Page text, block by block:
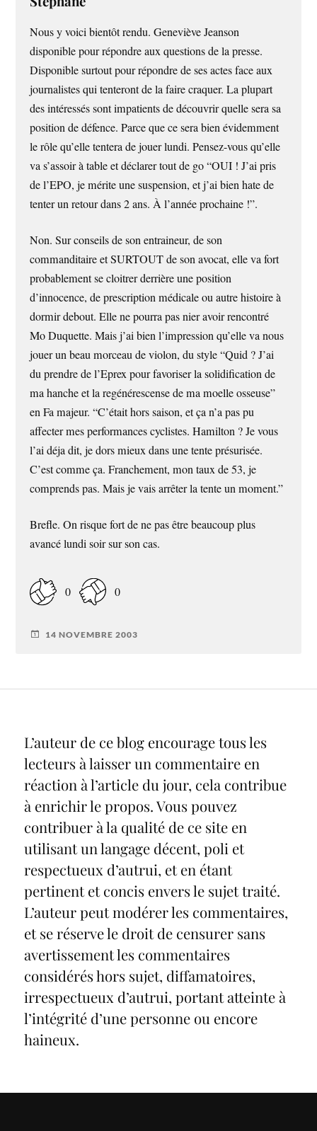
Nous y voici bientôt rendu. Geneviève Jeanson
disponible pour répondre aux questions de la presse.
Disponible surtout pour répondre de ses actes face aux
journalistes qui tenteront de la faire craquer. La plupart
des intéressés sont impatients de découvrir quelle sera sa
position de défence. Parce que ce sera bien évidemment
le rôle qu’elle tentera de jouer lundi. Pensez-vous qu’elle
va s’assoir à table et déclarer tout de go “OUI ! J’ai pris
de l’EPO, je mérite une suspension, et j’ai bien hate de
tenter un retour dans 2 ans. À l’année prochaine !”.
Non. Sur conseils de son entraineur, de son
commanditaire et SURTOUT de son avocat, elle va fort
probablement se cloitrer derrière une position
d’innocence, de prescription médicale ou autre histoire à
dormir debout. Elle ne pourra pas nier avoir rencontré
Mo Duquette. Mais j’ai bien l’impression qu’elle va nous
jouer un beau morceau de violon, du style “Quid ? J’ai
du prendre de l’Eprex pour favoriser la solidification de
ma hanche et la regénérescense de ma moelle osseuse”
en Fa majeur. “C’était hors saison, et ça n’a pas pu
affecter mes performances cyclistes. Hamilton ? Je vous
l’ai déja dit, je dors mieux dans une tente présurisée.
C’est comme ça. Franchement, mon taux de 53, je
comprends pas. Mais je vais arrêter la tente un moment.”
Brefle. On risque fort de ne pas être beaucoup plus
avancé lundi soir sur son cas.
0 0
14 NOVEMBRE 2003
L’auteur de ce blog encourage tous les
lecteurs à laisser un commentaire en
réaction à l’article du jour, cela contribue
à enrichir le propos. Vous pouvez
contribuer à la qualité de ce site en
utilisant un langage décent, poli et
respectueux d’autrui, et en étant
pertinent et concis envers le sujet traité.
L’auteur peut modérer les commentaires,
et se réserve le droit de censurer sans
avertissement les commentaires
considérés hors sujet, diffamatoires,
irrespectueux d’autrui, portant atteinte à
l’intégrité d’une personne ou encore
haineux.